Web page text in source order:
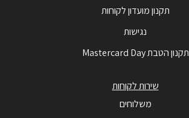
תקנון מועדון לקוחות
נגישות
תקנון הטבת Mastercard Day
שירות לקוחות
משלוחים